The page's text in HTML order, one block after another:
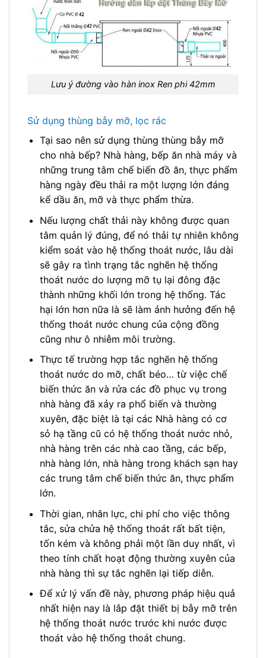
Lưu ý đường vào hàn inox Ren phi 42mm
Sử dụng thùng bẫy mỡ, lọc rác
Tại sao nên sử dụng thùng thùng bẫy mỡ
cho nhà bếp? Nhà hàng, bếp ăn nhà máy và
những trung tâm chế biến đồ ăn, thực phẩm
hàng ngày đều thải ra một lượng lớn đáng
kể dầu ăn, mỡ và thực phẩm thừa.
Nếu lượng chất thải này không được quan
tâm quản lý đúng, để nó thải tự nhiên không
kiểm soát vào hệ thống thoát nước, lâu dài
sẽ gây ra tình trạng tắc nghẽn hệ thống
thoát nước do lượng mỡ tụ lại đông đặc
thành những khối lớn trong hệ thống. Tác
hại lớn hơn nữa là sẽ làm ảnh hưởng đến hệ
thống thoát nước chung của cộng đồng
cũng như ô nhiễm môi trường.
Thực tế trường hợp tắc nghẽn hệ thống
thoát nước do mỡ, chất béo… từ việc chế
biến thức ăn và rửa các đồ phục vụ trong
nhà hàng đã xảy ra phổ biến và thường
xuyên, đặc biệt là tại các Nhà hàng có cơ
sỏ hạ tầng cũ có hệ thống thoát nước nhỏ,
nhà hàng trên các nhà cao tầng, các bếp,
nhà hàng lớn, nhà hàng trong khách sạn hay
các trung tâm chế biến thức ăn, thực phẩm
lớn.
Thời gian, nhân lực, chi phí cho việc thông
tắc, sửa chửa hệ thống thoát rất bất tiện,
tốn kém và không phải một lần duy nhất, vì
theo tính chất hoạt động thường xuyên của
nhà hàng thì sự tắc nghẽn lại tiếp diễn.
Để xử lý vấn đề này, phương pháp hiệu quả
nhất hiện nay là lắp đặt thiết bị bẫy mỡ trên
hệ thống thoát nước trước khi nước được
thoát vào hệ thống thoát chung.